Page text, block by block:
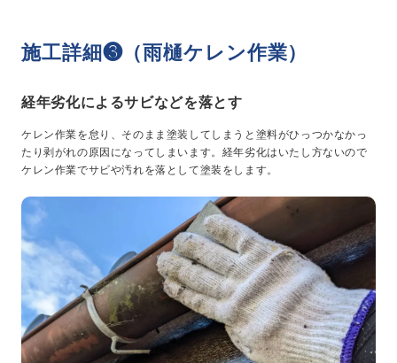
施工詳細❸（雨樋ケレン作業）
経年劣化によるサビなどを落とす
ケレン作業を怠り、そのまま塗装してしまうと塗料がひっつかなかっ
たり剥がれの原因になってしまいます。経年劣化はいたし方ないので
ケレン作業でサビや汚れを落として塗装をします。